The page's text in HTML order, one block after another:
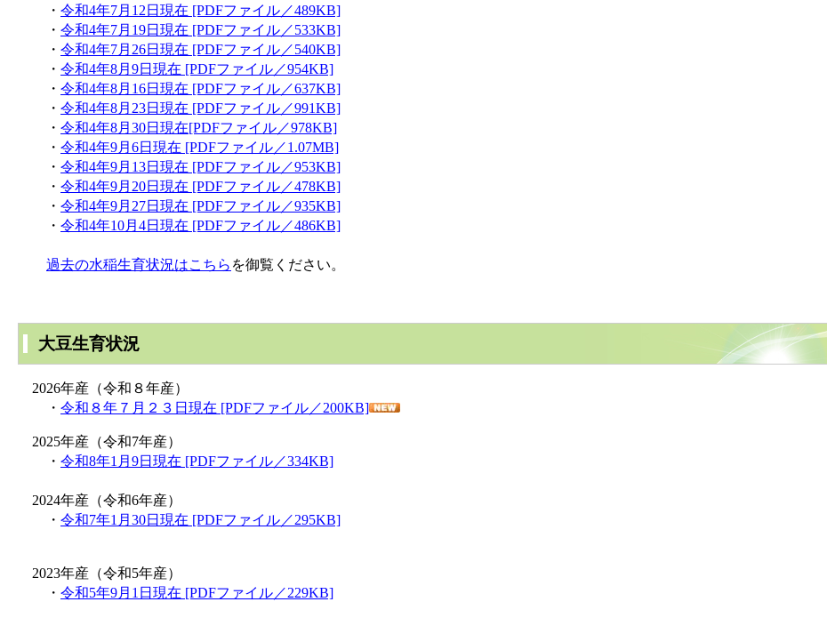
・ 令和4年7月12日現在 [PDFファイル／489KB]
・ 令和4年7月19日現在 [PDFファイル／533KB]
・ 令和4年7月26日現在 [PDFファイル／540KB]
・ 令和4年8月9日現在 [PDFファイル／954KB]
・ 令和4年8月16日現在 [PDFファイル／637KB]
・ 令和4年8月23日現在 [PDFファイル／991KB]
・ 令和4年8月30日現在[PDFファイル／978KB]
・ 令和4年9月6日現在 [PDFファイル／1.07MB]
・ 令和4年9月13日現在 [PDFファイル／953KB]
・ 令和4年9月20日現在 [PDFファイル／478KB]
・ 令和4年9月27日現在 [PDFファイル／935KB]
・ 令和4年10月4日現在 [PDFファイル／486KB]
過去の水稲生育状況はこちら を御覧ください。
大豆生育状況
2026年産（令和８年産）
・ 令和８年７月２３日現在 [PDFファイル／200KB]
2025年産（令和7年産）
・ 令和8年1月9日現在 [PDFファイル／334KB]
2024年産（令和6年産）
・ 令和7年1月30日現在 [PDFファイル／295KB]
2023年産（令和5年産）
・ 令和5年9月1日現在 [PDFファイル／229KB]